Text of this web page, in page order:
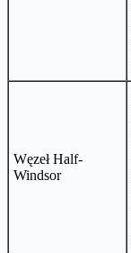
Węzeł Half-
Windsor